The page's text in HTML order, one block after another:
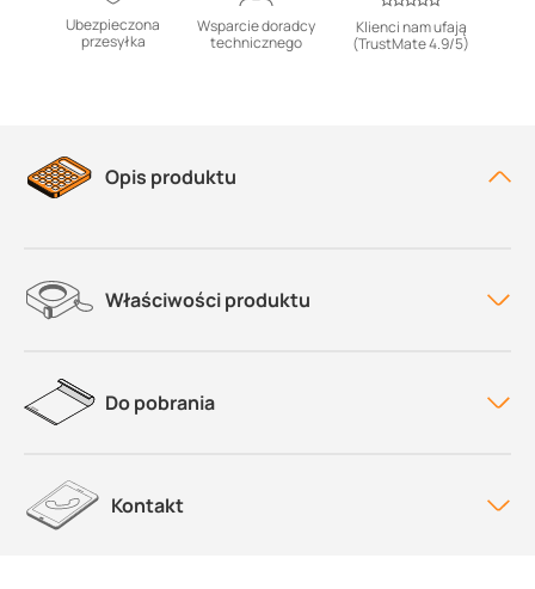
Ubezpieczona
przesyłka
Wsparcie doradcy
technicznego
Klienci nam ufają
(TrustMate 4.9/5)
Opis produktu
Właściwości produktu
Do pobrania
Kontakt